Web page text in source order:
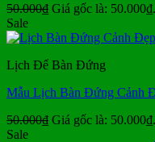
50.000₫ Giá gốc là: 50.000₫.
Sale
Lịch Để Bàn Đứng
Mẫu Lịch Bàn Đứng Cảnh
50.000₫ Giá gốc là: 50.000₫.
Sale